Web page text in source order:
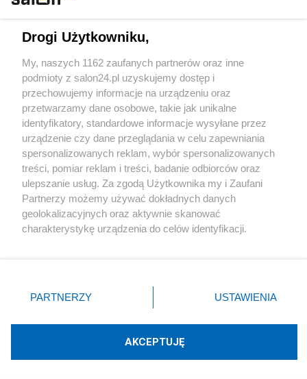
Sport
Społeczeństwo
Kultura
X Facebook Instagram Youtube
Technologię dostarcza:W3media.pl
Drogi Użytkowniku,
My, naszych 1162 zaufanych partnerów oraz inne
podmioty z salon24.pl uzyskujemy dostęp i
przechowujemy informacje na urządzeniu oraz
przetwarzamy dane osobowe, takie jak unikalne
identyfikatory, standardowe informacje wysyłane przez
urządzenie czy dane przeglądania w celu zapewniania
spersonalizowanych reklam, wybór spersonalizowanych
treści, pomiar reklam i treści, badanie odbiorców oraz
ulepszanie usług. Za zgodą Użytkownika my i Zaufani
Partnerzy możemy używać dokładnych danych
geolokalizacyjnych oraz aktywnie skanować
charakterystykę urządzenia do celów identyfikacji.
zmienić/wycofać klikając przycisk ustawień prywatności
znajdujący się w lewym dolnym rogu strony
rodzaje przetwarzania danych nie wymagają zgody
użytkownika, ale masz prawo sprzeciwić się takiemu
PARTNERZY USTAWIENIA
AKCEPTUJĘ